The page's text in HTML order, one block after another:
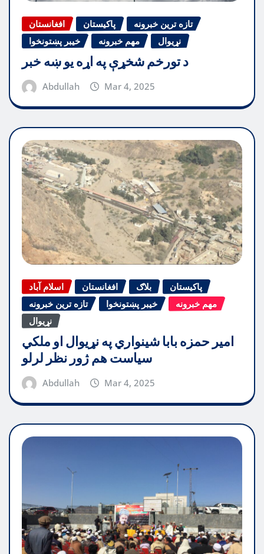
افغانستان پاکیستان
تازه ترین خبرونه
خیبر پښتونخوا
مهم خبرونه نړیوال
د تورخم شخړې په اړه یو ښه خبر
Abdullah Mar 4, 2025
اسلام آباد افغانستان بلاګ
پاکیستان
تازه ترین خبرونه
خیبر پښتونخوا
مهم خبرونه
نړیوال
امیر حمزه بابا شینواري په نړیوال او ملکي
سیاست هم ژور نظر لرلو
Abdullah Mar 4, 2025